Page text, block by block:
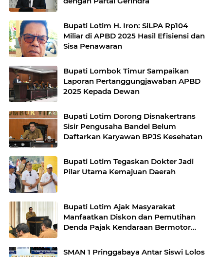
Bupati Lotim H. Iron: SiLPA Rp104
Miliar di APBD 2025 Hasil Efisiensi dan
Sisa Penawaran ‎
Bupati Lombok Timur Sampaikan
Laporan Pertanggungjawaban APBD
2025 Kepada Dewan
Bupati Lotim Dorong Disnakertrans
Sisir Pengusaha Bandel Belum
Daftarkan Karyawan BPJS Kesehatan ‎
Bupati Lotim Tegaskan Dokter Jadi
Pilar Utama Kemajuan Daerah ‎
Bupati Lotim Ajak Masyarakat
Manfaatkan Diskon dan Pemutihan
Denda Pajak Kendaraan Bermotor
SMAN 1 Pringgabaya Antar Siswi Lolos